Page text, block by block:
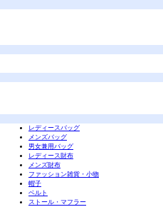
レディースバッグ
メンズバッグ
男女兼用バッグ
レディース財布
メンズ財布
ファッション雑貨・小物
帽子
ベルト
ストール・マフラー